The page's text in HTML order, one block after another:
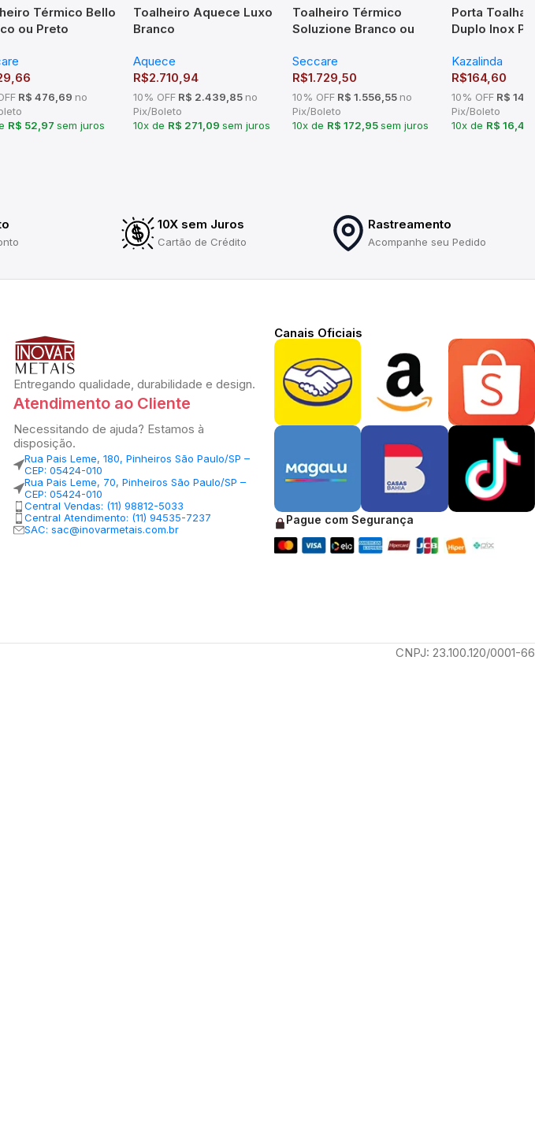
Térmico Bello
ou Preto
R$ 476,69 no
R$ 52,97sem juros
Toalheiro Aquece Luxo
Branco
Aquece
R$2.710,94
10% OFFR$ 2.439,85 no
Pix/Boleto
10x de R$ 271,09 sem juros
Toalheiro Térmico
Soluzione Branco ou
Seccare
R$1.729,50
10% OFFR$ 1.556,55 no
Pix/Boleto
10x de R$ 172,95sem juros
Porta
Duplo Inox
Lavabo
Kazalinda
R$164,60
10% OFFR$
Pix/Boleto
10x de R$ 16,46
10X sem Juros
Cartão de Crédito
Rastreamento
Acompanhe seu Pedido
Entregando qualidade, durabilidade e design.
Atendimento ao Cliente
Necessitando de ajuda? Estamos à
disposição.
Rua Pais Leme, 180, Pinheiros São Paulo/SP –
CEP: 05424-010
Rua Pais Leme, 70, Pinheiros São Paulo/SP –
CEP: 05424-010
Central Vendas: (11) 98812-5033
Central Atendimento: (11) 94535-7237
SAC: sac@inovarmetais.com.br
Canais Oficiais
Pague com Segurança
CNPJ: 23.100.120/0001-66